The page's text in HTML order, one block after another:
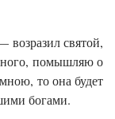
святой,
помышляю о
то она будет
богами.